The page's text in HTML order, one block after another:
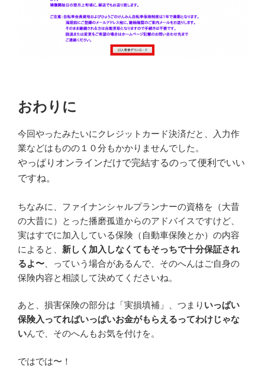
おわりに
今回やったみたいにクレジットカード決済だと、入力作
業などはものの１０分もかかりませんでした。
やっぱりオンラインだけで完結するのって便利でいい
ですね。
ちなみに、ファイナンシャルプランナーの資格を（大昔
の大昔に）とった播磨孤道からのアドバイスですけど、
実はすでに加入している保険（自動車保険とか）の内容
によると、 新しく加入しなくてもそっちで十分保証され
るよ〜 、っていう場合があるんで、そのへんはご自身の
保険内容と相談して決めてくださいね。
あと、損害保険の部分は「実損填補」、つまり いっぱい
保険入ってればいっぱいお金がもらえるってわけじゃな
いんで、そのへんもお気を付けを。
ではでは〜！